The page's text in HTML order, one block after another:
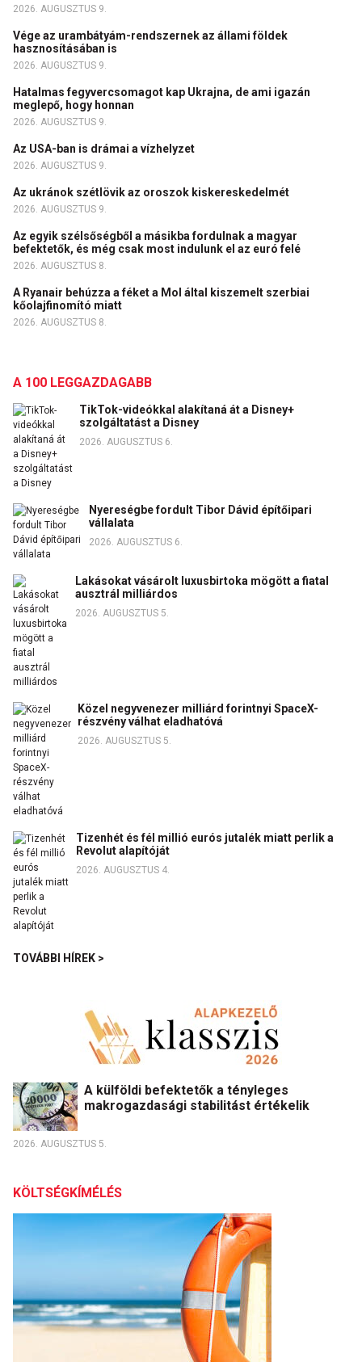
2026. AUGUSZTUS 9.
Vége az urambátyám-rendszernek az állami földek
hasznosításában is
2026. AUGUSZTUS 9.
Hatalmas fegyvercsomagot kap Ukrajna, de ami igazán
meglepő, hogy honnan
2026. AUGUSZTUS 9.
Az USA-ban is drámai a vízhelyzet
2026. AUGUSZTUS 9.
Az ukránok szétlövik az oroszok kiskereskedelmét
2026. AUGUSZTUS 9.
Az egyik szélsőségből a másikba fordulnak a magyar
befektetők, és még csak most indulunk el az euró felé
2026. AUGUSZTUS 8.
A Ryanair behúzza a féket a Mol által kiszemelt szerbiai
kőolajfinomító miatt
2026. AUGUSZTUS 8.
A 100 LEGGAZDAGABB
TikTok-videókkal alakítaná át a Disney+
szolgáltatást a Disney
2026. AUGUSZTUS 6.
Nyereségbe fordult Tibor Dávid építőipari
vállalata
2026. AUGUSZTUS 6.
Lakásokat vásárolt luxusbirtoka mögött a fiatal
ausztrál milliárdos
2026. AUGUSZTUS 5.
Közel negyvenezer milliárd forintnyi SpaceX-
részvény válhat eladhatóvá
2026. AUGUSZTUS 5.
Tizenhét és fél millió eurós jutalék miatt perlik a
Revolut alapítóját
2026. AUGUSZTUS 4.
TOVÁBBI HÍREK >
A külföldi befektetők a tényleges
makrogazdasági stabilitást értékelik
2026. AUGUSZTUS 5.
KÖLTSÉGKÍMÉLÉS